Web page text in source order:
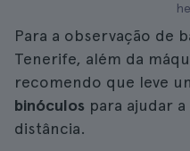
Para a observação de
Tenerife, além da
recomendo que leve
binóculos para ajudar
distância.